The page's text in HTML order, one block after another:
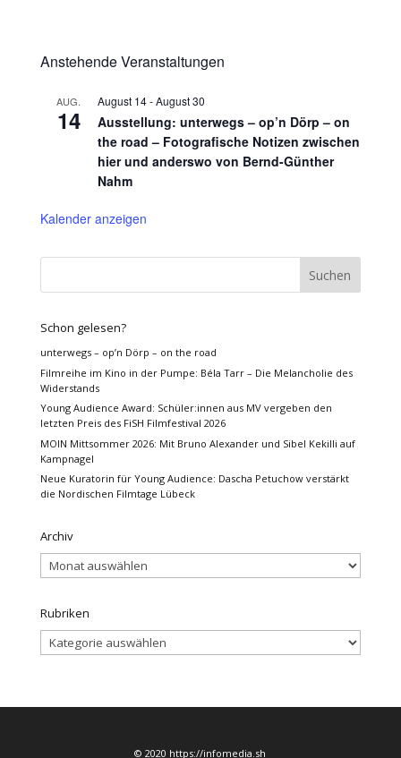
Anstehende Veranstaltungen
AUG.
14
August 14-August 30
Ausstellung: unterwegs – op’n Dörp – on
the road – Fotografische Notizen zwischen
hier und anderswo von Bernd-Günther
Nahm
Kalender anzeigen
Schon gelesen?
unterwegs – op’n Dörp – on the road
Filmreihe im Kino in der Pumpe: Béla Tarr – Die Melancholie des
Widerstands
Young Audience Award: Schüler:innen aus MV vergeben den
letzten Preis des FiSH Filmfestival 2026
MOIN Mittsommer 2026: Mit Bruno Alexander und Sibel Kekilli auf
Kampnagel
Neue Kuratorin für Young Audience: Dascha Petuchow verstärkt
die Nordischen Filmtage Lübeck
Archiv
Archiv
Rubriken
Rubriken
© 2020 https://infomedia.sh